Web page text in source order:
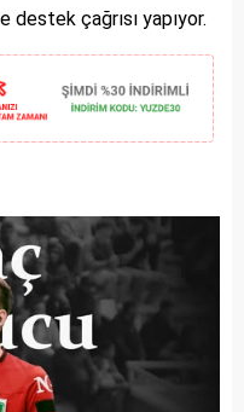
çağrısı yapıyor.